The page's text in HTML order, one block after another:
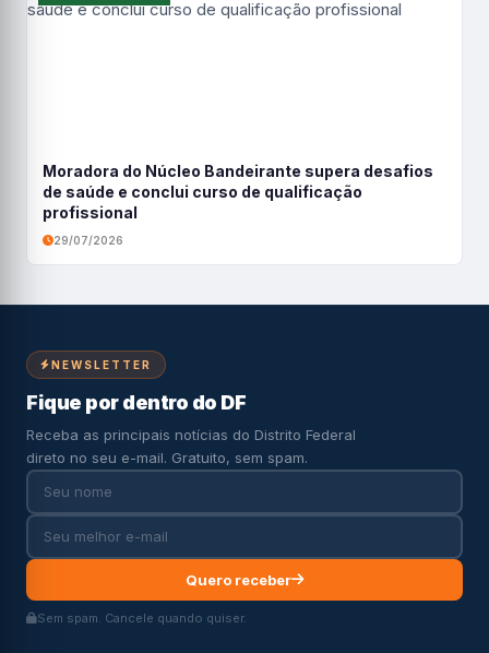
Moradora do Núcleo Bandeirante supera desafios
de saúde e conclui curso de qualificação
profissional
29/07/2026
NEWSLETTER
Fique por dentro do DF
Receba as principais notícias do Distrito Federal
direto no seu e-mail. Gratuito, sem spam.
Quero receber
Sem spam. Cancele quando quiser.